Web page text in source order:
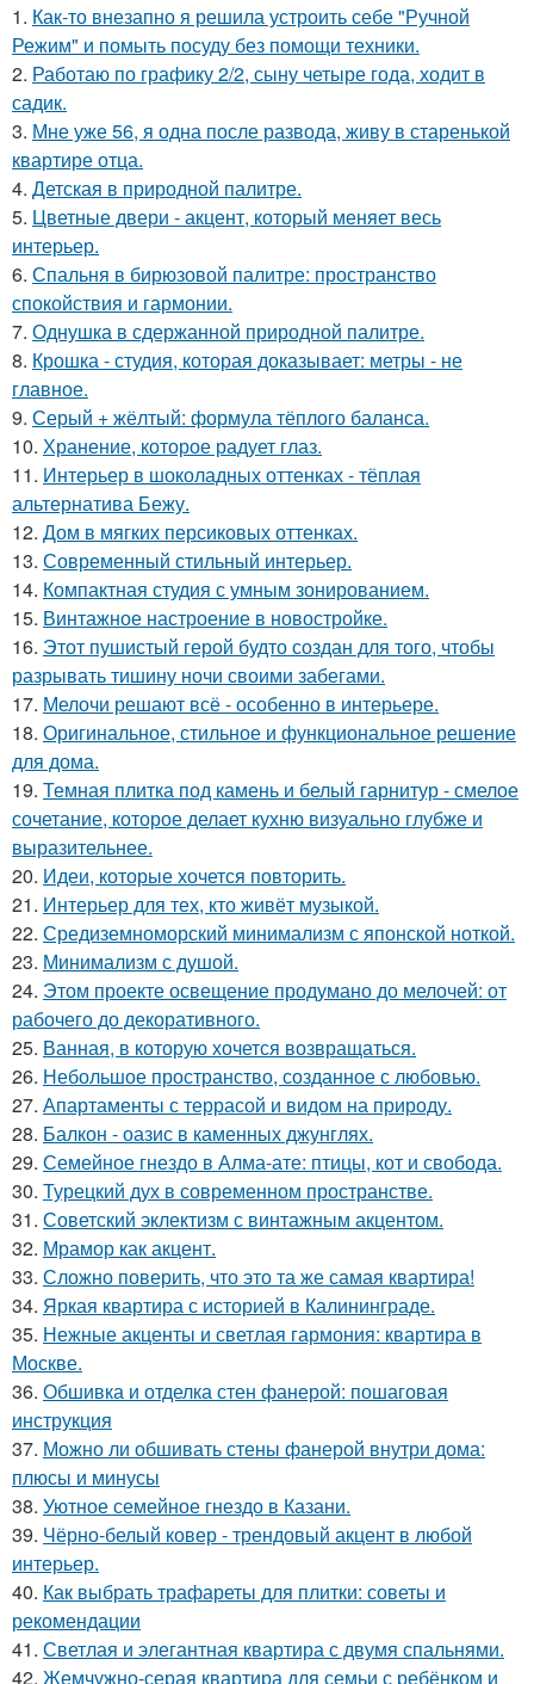
1. Как-то внезапно я решила устроить себе "Ручной
Режим" и помыть посуду без помощи техники.
2. Работаю по графику 2/2, сыну четыре года, ходит в
садик.
3. Мне уже 56, я одна после развода, живу в старенькой
квартире отца.
4. Детская в природной палитре.
5. Цветные двери - акцент, который меняет весь
интерьер.
6. Спальня в бирюзовой палитре: пространство
спокойствия и гармонии.
7. Однушка в сдержанной природной палитре.
8. Крошка - студия, которая доказывает: метры - не
главное.
9. Серый + жёлтый: формула тёплого баланса.
10. Хранение, которое радует глаз.
11. Интерьер в шоколадных оттенках - тёплая
альтернатива Бежу.
12. Дом в мягких персиковых оттенках.
13. Современный стильный интерьер.
14. Компактная студия с умным зонированием.
15. Винтажное настроение в новостройке.
16. Этот пушистый герой будто создан для того, чтобы
разрывать тишину ночи своими забегами.
17. Мелочи решают всё - особенно в интерьере.
18. Оригинальное, стильное и функциональное решение
для дома.
19. Темная плитка под камень и белый гарнитур - смелое
сочетание, которое делает кухню визуально глубже и
выразительнее.
20. Идеи, которые хочется повторить.
21. Интерьер для тех, кто живёт музыкой.
22. Средиземноморский минимализм с японской ноткой.
23. Минимализм с душой.
24. Этом проекте освещение продумано до мелочей: от
рабочего до декоративного.
25. Ванная, в которую хочется возвращаться.
26. Небольшое пространство, созданное с любовью.
27. Апартаменты с террасой и видом на природу.
28. Балкон - оазис в каменных джунглях.
29. Семейное гнездо в Алма-ате: птицы, кот и свобода.
30. Турецкий дух в современном пространстве.
31. Советский эклектизм с винтажным акцентом.
32. Мрамор как акцент.
33. Сложно поверить, что это та же самая квартира!
34. Яркая квартира с историей в Калининграде.
35. Нежные акценты и светлая гармония: квартира в
Москве.
36. Обшивка и отделка стен фанерой: пошаговая
инструкция
37. Можно ли обшивать стены фанерой внутри дома:
плюсы и минусы
38. Уютное семейное гнездо в Казани.
39. Чёрно-белый ковер - трендовый акцент в любой
интерьер.
40. Как выбрать трафареты для плитки: советы и
рекомендации
41. Светлая и элегантная квартира с двумя спальнями.
42. Жемчужно-серая квартира для семьи с ребёнком и